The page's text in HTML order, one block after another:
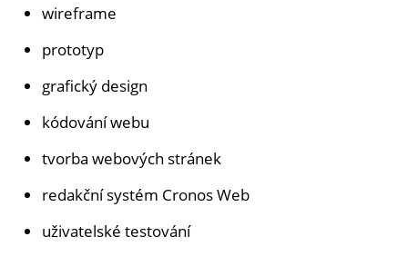
wireframe
prototyp
grafický design
kódování webu
tvorba webových stránek
redakční systém Cronos Web
uživatelské testování